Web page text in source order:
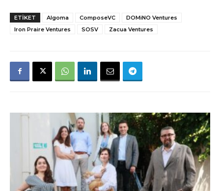
ETIKET Algoma ComposeVC
DOMiNO Ventures
Iron Praire Ventures
SOSV Zacua Ventures